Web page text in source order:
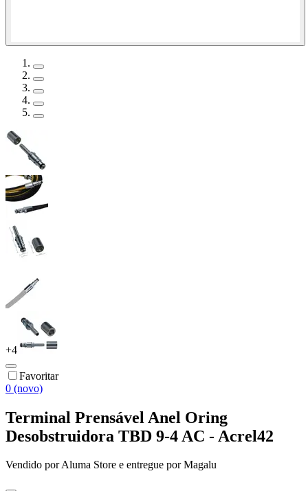
+4
Favoritar
0 (novo)
Terminal Prensável Anel Oring
Desobstruidora TBD 9-4 AC - Acrel42
Vendido porAluma Store e entregue por Magalu